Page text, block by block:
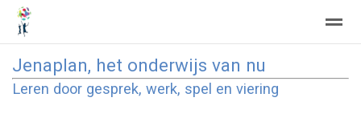
Jenaplan, het onderwijs van nu
Leren door gesprek, werk, spel en viering